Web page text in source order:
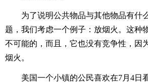
为了说明公共物品与其他物品有什
题，我们考虑一个例子：放烟火。这种
不可能的，而且，它也没有竞争性，因
烟火。
美国一个小镇的公民喜欢在7月4日